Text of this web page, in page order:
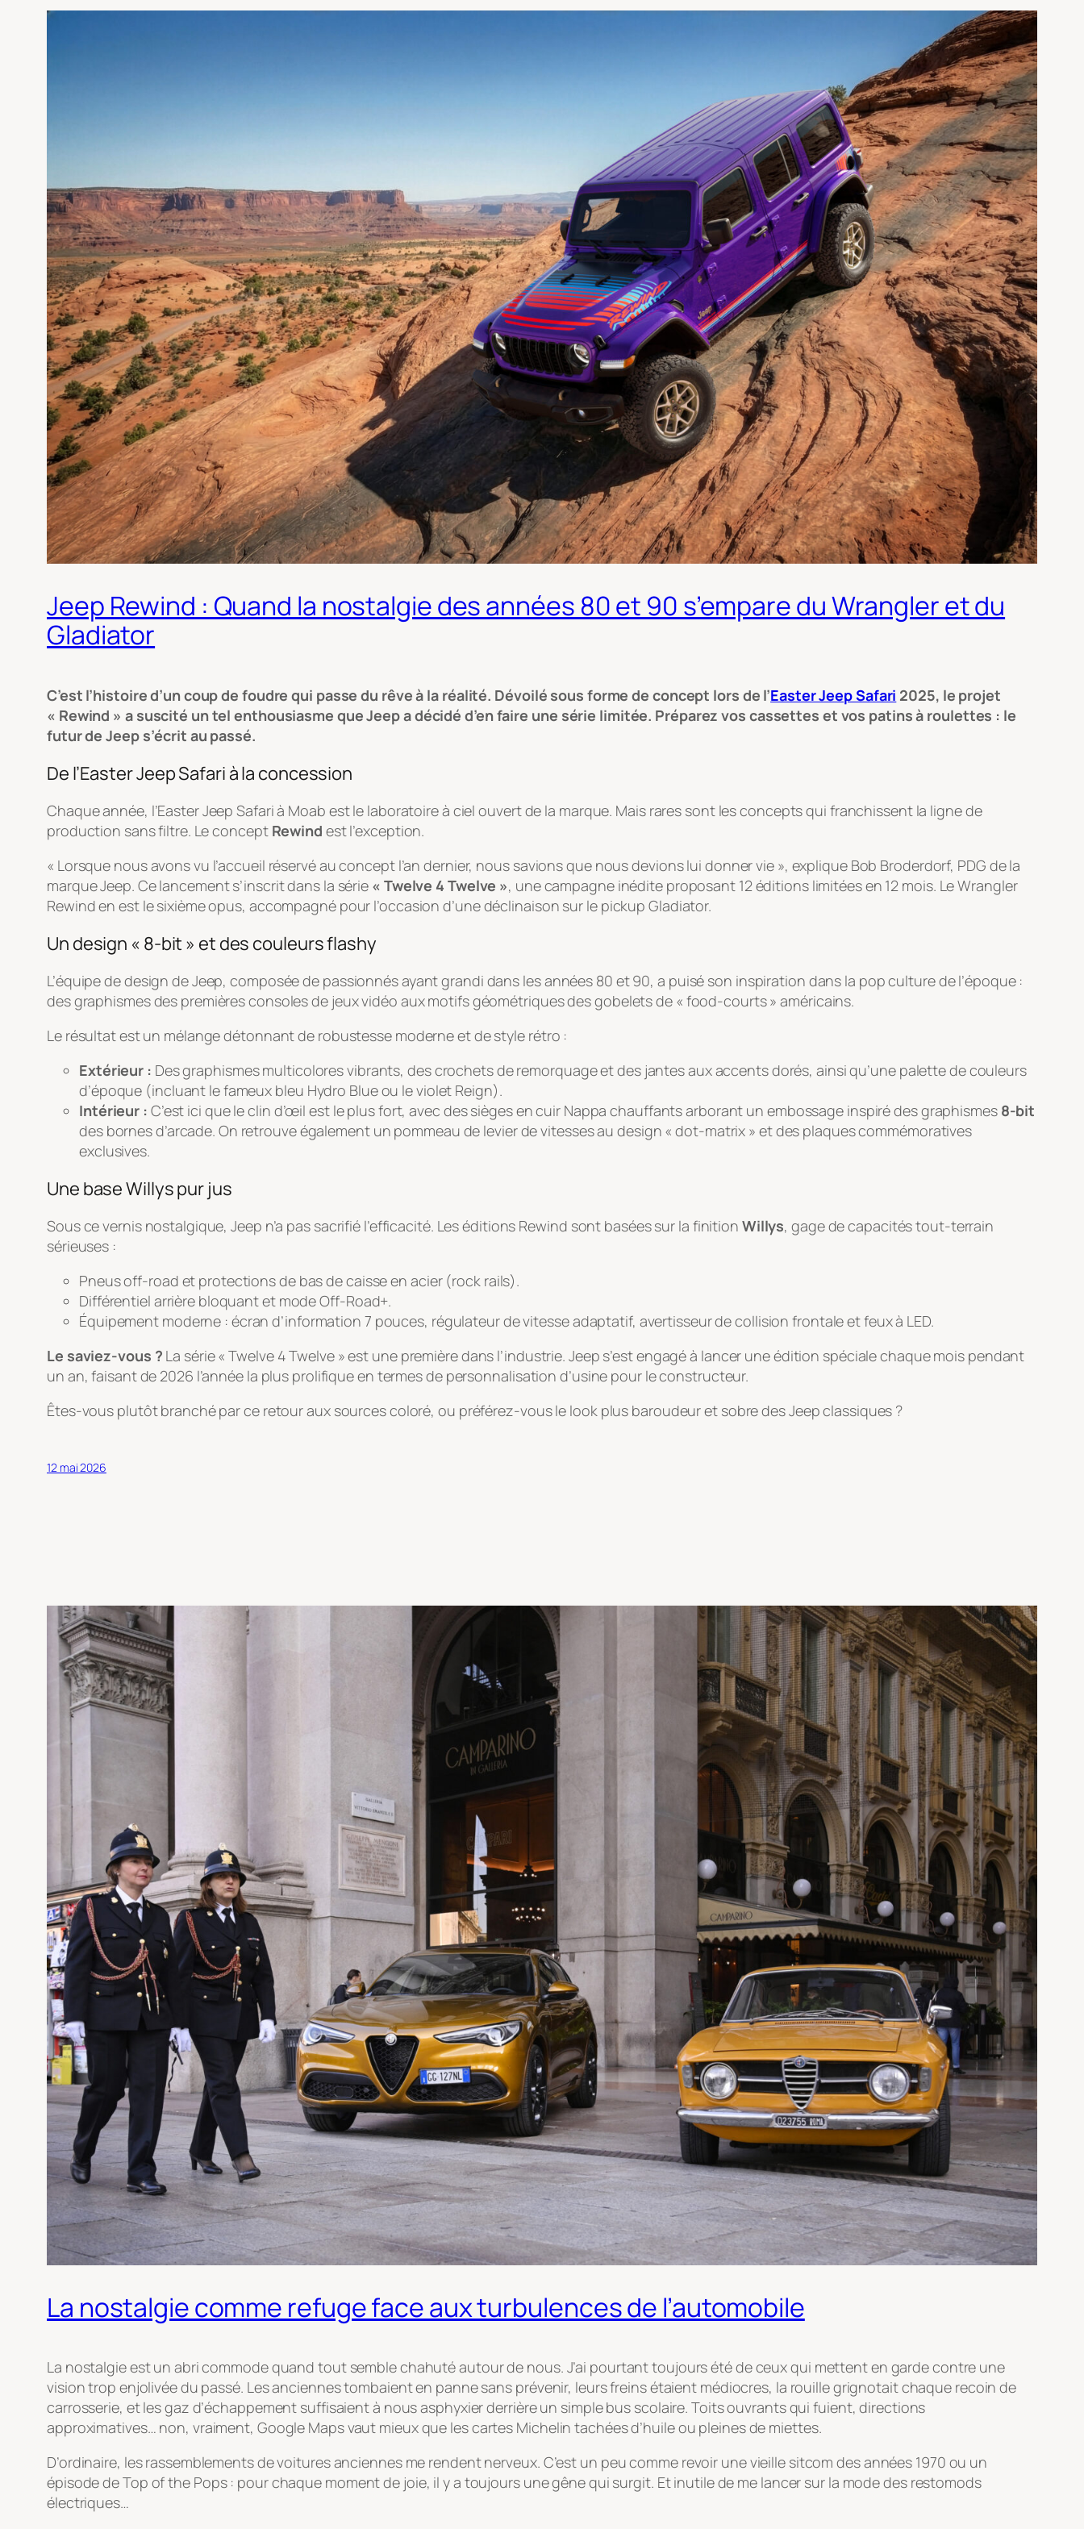
Jeep Rewind : Quand la nostalgie des années 80 et 90 s’empare du Wrangler et du
Gladiator
C’est l’histoire d’un coup de foudre qui passe du rêve à la réalité. Dévoilé sous forme de concept lors de l’Easter Jeep Safari 2025, le projet
« Rewind » a suscité un tel enthousiasme que Jeep a décidé d’en faire une série limitée. Préparez vos cassettes et vos patins à roulettes : le
futur de Jeep s’écrit au passé.
De l’Easter Jeep Safari à la concession
Chaque année, l’Easter Jeep Safari à Moab est le laboratoire à ciel ouvert de la marque. Mais rares sont les concepts qui franchissent la ligne de
production sans filtre. Le concept Rewind est l’exception.
« Lorsque nous avons vu l’accueil réservé au concept l’an dernier, nous savions que nous devions lui donner vie », explique Bob Broderdorf, PDG de la
marque Jeep. Ce lancement s’inscrit dans la série « Twelve 4 Twelve », une campagne inédite proposant 12 éditions limitées en 12 mois. Le Wrangler
Rewind en est le sixième opus, accompagné pour l’occasion d’une déclinaison sur le pickup Gladiator.
Un design « 8-bit » et des couleurs flashy
L’équipe de design de Jeep, composée de passionnés ayant grandi dans les années 80 et 90, a puisé son inspiration dans la pop culture de l’époque :
des graphismes des premières consoles de jeux vidéo aux motifs géométriques des gobelets de « food-courts » américains.
Le résultat est un mélange détonnant de robustesse moderne et de style rétro :
Extérieur : Des graphismes multicolores vibrants, des crochets de remorquage et des jantes aux accents dorés, ainsi qu’une palette de couleurs
d’époque (incluant le fameux bleu Hydro Blueou le violet Reign).
Intérieur : C’est ici que le clin d’œil est le plus fort, avec des sièges en cuir Nappa chauffants arborant un embossage inspiré des graphismes 8-bit
des bornes d’arcade. On retrouve également un pommeau de levier de vitesses au design « dot-matrix » et des plaques commémoratives
exclusives.
Une base Willys pur jus
Sous ce vernis nostalgique, Jeep n’a pas sacrifié l’efficacité. Les éditions Rewind sont basées sur la finition Willys, gage de capacités tout-terrain
sérieuses :
Pneus off-road et protections de bas de caisse en acier (rock rails).
Différentiel arrière bloquant et modeOff-Road+.
Équipement moderne : écran d’information 7 pouces, régulateur de vitesse adaptatif, avertisseur de collision frontale et feux à LED.
Le saviez-vous ? La série « Twelve 4 Twelve » est une première dans l’industrie. Jeep s’est engagé à lancer une édition spéciale chaque mois pendant
un an, faisant de 2026 l’année la plus prolifique en termes de personnalisation d’usine pour le constructeur.
Êtes-vous plutôt branché par ce retour aux sources coloré, ou préférez-vous le look plus baroudeur et sobre des Jeep classiques ?
12 mai 2026
La nostalgie comme refuge face aux turbulences de l’automobile
La nostalgie est un abri commode quand tout semble chahuté autour de nous. J’ai pourtant toujours été de ceux qui mettent en garde contre une
vision trop enjolivée du passé. Les anciennes tombaient en panne sans prévenir, leurs freins étaient médiocres, la rouille grignotait chaque recoin de
carrosserie, et les gaz d’échappement suffisaient à nous asphyxier derrière un simple bus scolaire. Toits ouvrants qui fuient, directions
approximatives… non, vraiment, Google Maps vaut mieux que les cartes Michelin tachées d’huile ou pleines de miettes.
D’ordinaire, les rassemblements de voitures anciennes me rendent nerveux. C’est un peu comme revoir une vieille sitcom des années 1970 ou un
épisode deTop of the Pops: pour chaque moment de joie, il y a toujours une gêne qui surgit. Et inutile de me lancer sur la mode des restomods
électriques…